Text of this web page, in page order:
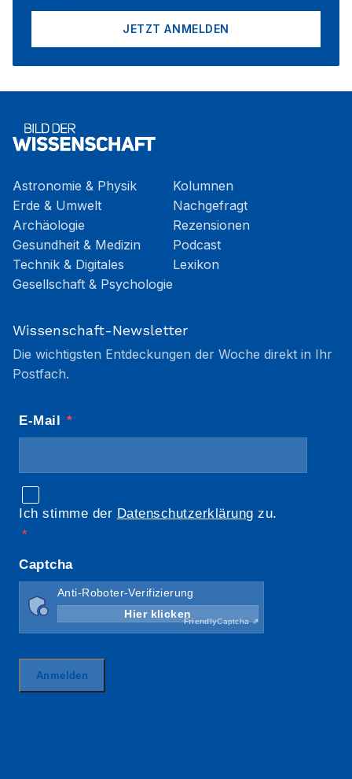
JETZT ANMELDEN
Astronomie & Physik
Erde & Umwelt
Archäologie
Gesundheit & Medizin
Technik & Digitales
Gesellschaft & Psychologie
Kolumnen
Nachgefragt
Rezensionen
Podcast
Lexikon
Wissenschaft-Newsletter
Die wichtigsten Entdeckungen der Woche direkt in Ihr
Postfach.